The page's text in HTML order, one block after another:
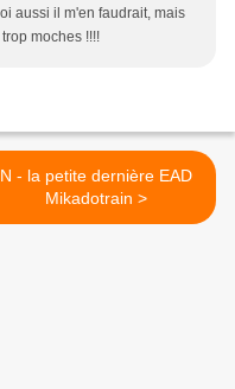
aussi il m'en faudrait, mais
moches !!!!
N - la petite dernière EAD
Mikadotrain >